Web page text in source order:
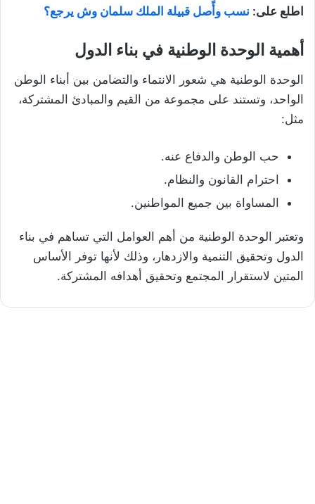
اطلع على: نسب وأًصل قبيلة الملك سلمان وش يرجع؟
أهمية الوحدة الوطنية في بناء الدول
الوحدة الوطنية هي شعور الانتماء والتضامن بين أبناء الوطن
الواحد، وتستند على مجموعة من القيم والمبادئ المشتركة،
مثل:
حب الوطن والدفاع عنه.
احترام القانون والنظام.
المساواة بين جميع المواطنين.
وتعتبر الوحدة الوطنية من أهم العوامل التي تساهم في بناء
الدول وتحقيق التنمية والازدهار، وذلك لأنها توفر الأساس
المتين لاستقرار المجتمع وتحقيق أهدافه المشتركة.